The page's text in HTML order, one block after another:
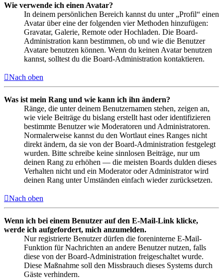
Wie verwende ich einen Avatar?
In deinem persönlichen Bereich kannst du unter „Profil“ einen
Avatar über eine der folgenden vier Methoden hinzufügen:
Gravatar, Galerie, Remote oder Hochladen. Die Board-
Administration kann bestimmen, ob und wie die Benutzer
Avatare benutzen können. Wenn du keinen Avatar benutzen
kannst, solltest du die Board-Administration kontaktieren.
Nach oben
Was ist mein Rang und wie kann ich ihn ändern?
Ränge, die unter deinem Benutzernamen stehen, zeigen an,
wie viele Beiträge du bislang erstellt hast oder identifizieren
bestimmte Benutzer wie Moderatoren und Administratoren.
Normalerweise kannst du den Wortlaut eines Ranges nicht
direkt ändern, da sie von der Board-Administration festgelegt
wurden. Bitte schreibe keine sinnlosen Beiträge, nur um
deinen Rang zu erhöhen — die meisten Boards dulden dieses
Verhalten nicht und ein Moderator oder Administrator wird
deinen Rang unter Umständen einfach wieder zurücksetzen.
Nach oben
Wenn ich bei einem Benutzer auf den E-Mail-Link klicke,
werde ich aufgefordert, mich anzumelden.
Nur registrierte Benutzer dürfen die foreninterne E-Mail-
Funktion für Nachrichten an andere Benutzer nutzen, falls
diese von der Board-Administration freigeschaltet wurde.
Diese Maßnahme soll den Missbrauch dieses Systems durch
Gäste verhindern.